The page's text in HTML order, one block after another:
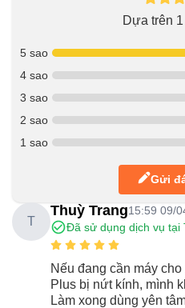
Dựa trên
5 sao
4 sao
3 sao
2 sao
1 sao
Gửi
T
Thuỳ Trang15:59 09/
Đã sử dụng dịch vụ tại
Nếu đang cần máy
Plus bị nứt kính, mình
Làm xong dùng yên